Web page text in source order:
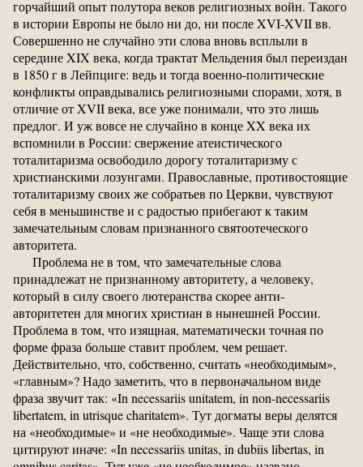
горчайший опыт полутора веков религиозных войн. Такого
в истории Европы не было ни до, ни после XVI-XVII вв.
Совершенно не случайно эти слова вновь всплыли в
середине XIX века, когда трактат Мельдения был переиздан
в 1850 г в Лейпциге: ведь и тогда военно-политические
конфликты оправдывались религиозными спорами, хотя, в
отличие от XVII века, все уже понимали, что это лишь
предлог. И уж вовсе не случайно в конце XX века их
вспомнили в России: свержение атеистического
тоталитаризма освободило дорогу тоталитаризму с
христианскими лозунгами. Православные, противостоящие
тоталитаризму своих же собратьев по Церкви, чувствуют
себя в меньшинстве и с радостью прибегают к таким
замечательным словам признанного святоотеческого
авторитета.
Проблема не в том, что замечательные слова
принадлежат не признанному авторитету, а человеку,
который в силу своего лютеранства скорее анти-
авторитетен для многих христиан в нынешней России.
Проблема в том, что изящная, математически точная по
форме фраза больше ставит проблем, чем решает.
Действительно, что, собственно, считать «необходимым»,
«главным»? Надо заметить, что в первоначальном виде
фраза звучит так: «In necessariis unitatem, in non-necessariis
libertatem, in utrisque charitatem». Тут догматы веры делятся
на «необходимые» и «не необходимые». Чаще эти слова
цитируют иначе: «In necessariis unitas, in dubiis libertas, in